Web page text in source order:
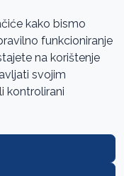
kako bismo
funkcioniranje
na korištenje
svojim
kontrolirani